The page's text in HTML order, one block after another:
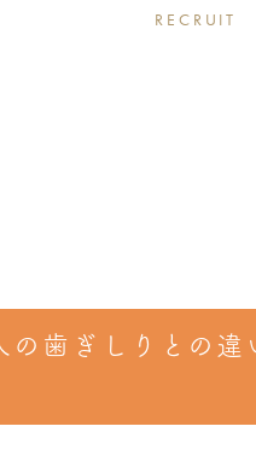
RECRUIT
歯ぎしりとの違